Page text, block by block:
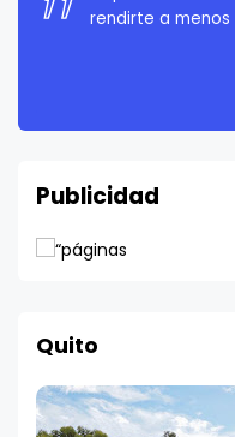
rendirte a
Publicidad
Quito